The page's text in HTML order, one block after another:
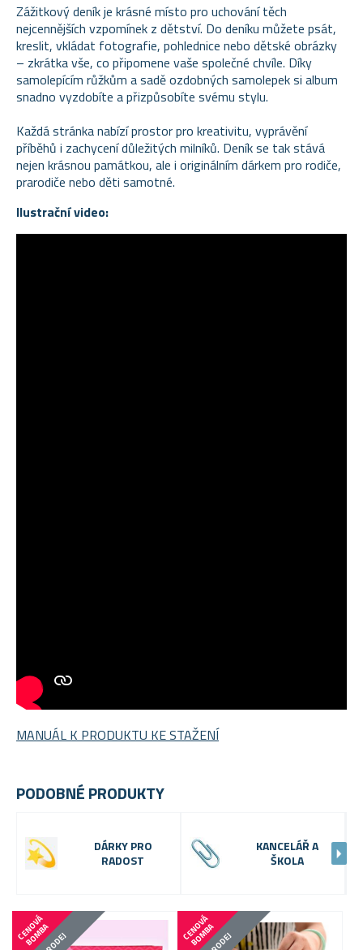
Zážitkový deník je krásné místo pro uchování těch
nejcennějších vzpomínek z dětství. Do deníku můžete psát,
kreslit, vkládat fotografie, pohlednice nebo dětské obrázky
– zkrátka vše, co připomene vaše společné chvíle. Díky
samolepícím růžkům a sadě ozdobných samolepek si album
snadno vyzdobíte a přizpůsobíte svému stylu.
Každá stránka nabízí prostor pro kreativitu, vyprávění
příběhů i zachycení důležitých milníků. Deník se tak stává
nejen krásnou památkou, ale i originálním dárkem pro rodiče,
prarodiče nebo děti samotné.
Ilustrační video:
MANUÁL K PRODUKTU KE STAŽENÍ
PODOBNÉ PRODUKTY
DÁRKY PRO
RADOST
KANCELÁŘ A
ŠKOLA
C
E
N
O
V
Á
B
O
M
B
A C
E
N
O
V
Á
B
O
M
B
A